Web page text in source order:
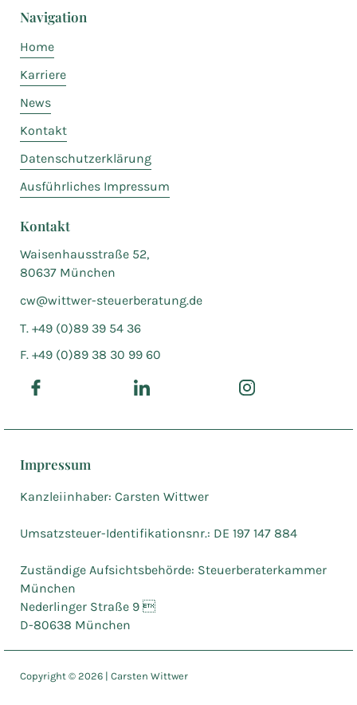
Navigation
Home
Karriere
News
Kontakt
Datenschutzerklärung
Ausführliches Impressum
Kontakt
Waisenhausstraße 52,
80637 München
cw@wittwer-steuerberatung.de
T. +49 (0)89 39 54 36
F. +49 (0)89 38 30 99 60
Impressum
Kanzleiinhaber: Carsten Wittwer
Umsatzsteuer-Identifikationsnr.: DE 197 147 884
Zuständige Aufsichtsbehörde: Steuerberaterkammer
München
Nederlinger Straße 9 
D-80638 München
Copyright © 2026 | Carsten Wittwer